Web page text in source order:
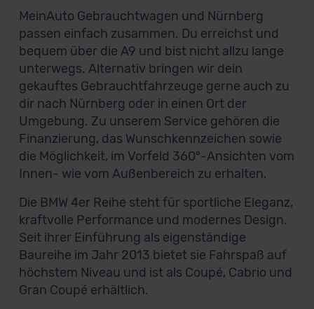
MeinAuto Gebrauchtwagen und Nürnberg
passen einfach zusammen. Du erreichst und
bequem über die A9 und bist nicht allzu lange
unterwegs. Alternativ bringen wir dein
gekauftes Gebrauchtfahrzeuge gerne auch zu
dir nach Nürnberg oder in einen Ort der
Umgebung. Zu unserem Service gehören die
Finanzierung, das Wunschkennzeichen sowie
die Möglichkeit, im Vorfeld 360°-Ansichten vom
Innen- wie vom Außenbereich zu erhalten.
Die BMW 4er Reihe steht für sportliche Eleganz,
kraftvolle Performance und modernes Design.
Seit ihrer Einführung als eigenständige
Baureihe im Jahr 2013 bietet sie Fahrspaß auf
höchstem Niveau und ist als Coupé, Cabrio und
Gran Coupé erhältlich.